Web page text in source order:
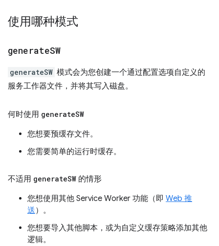
使用哪种模式
generateSW
generateSW 模式会为您创建一个通过配置选项自定义的
服务工作器文件，并将其写入磁盘。
何时使用 generateSW
您想要预缓存文件。
您需要简单的运行时缓存。
不适用 generateSW 的情形
您想使用其他 Service Worker 功能（即 Web 推
送）。
您想要导入其他脚本，或为自定义缓存策略添加其他
逻辑。